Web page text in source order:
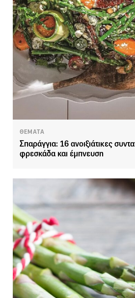
ΘΕΜΑΤΑ
Σπαράγγια: 16 ανοιξιάτικες
φρεσκάδα και έμπνευση